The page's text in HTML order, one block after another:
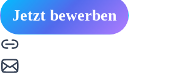
Jetzt bewerben